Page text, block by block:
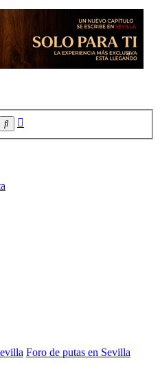
Buscar
Foro de putas en Sevilla